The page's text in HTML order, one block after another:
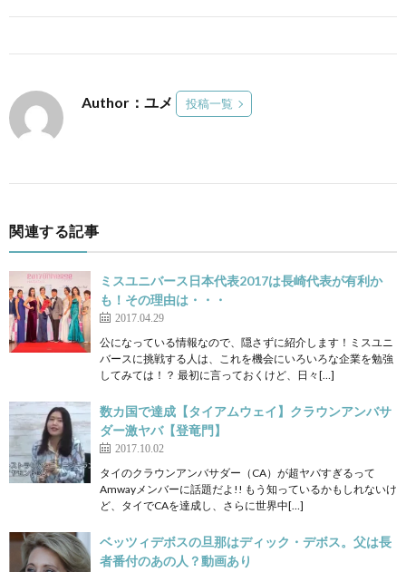
Author：ユメ 投稿一覧
関連する記事
ミスユニバース日本代表2017は長崎代表が有利か
も！その理由は・・・
2017.04.29
公になっている情報なので、隠さずに紹介します！ミスユニ
バースに挑戦する人は、これを機会にいろいろな企業を勉強
してみては！？ 最初に言っておくけど、日々[…]
数カ国で達成【タイアムウェイ】クラウンアンバサ
ダー激ヤバ【登竜門】
2017.10.02
タイのクラウンアンバサダー（CA）が超ヤバすぎるって
Amwayメンバーに話題だよ!! もう知っているかもしれないけ
ど、タイでCAを達成し、さらに世界中[…]
ベッツィデボスの旦那はディック・デボス。父は長
者番付のあの人？動画あり